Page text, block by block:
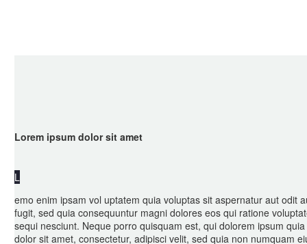
Lorem ipsum dolor sit amet
L
emo enim ipsam vol uptatem quia voluptas sit aspernatur aut odit
fugit, sed quia consequuntur magni dolores eos qui ratione
sequi nesciunt. Neque porro quisquam est, qui dolorem ipsum quia
dolor sit amet, consectetur, adipisci velit, sed quia non numquam